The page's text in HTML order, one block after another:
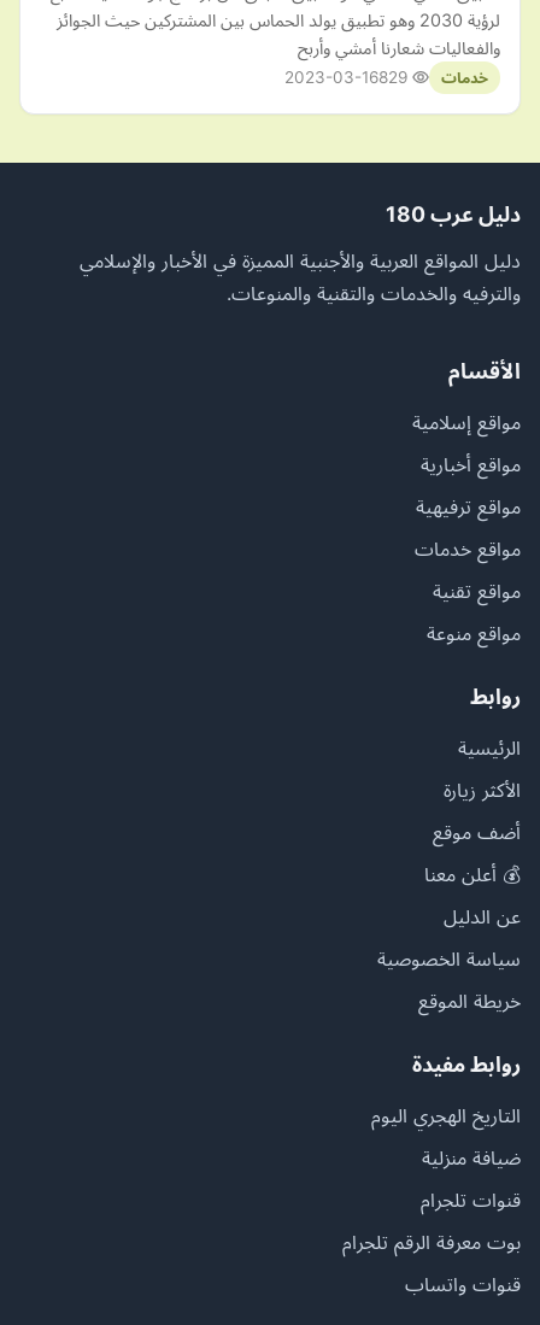
لرؤية 2030 وهو تطبيق يولد الحماس بين المشتركين حيث الجوائز
والفعاليات شعارنا أمشي وأربح
خدمات 2023-03-16
دليل عرب 180
دليل المواقع العربية والأجنبية المميزة في الأخبار والإسلامي
والترفيه والخدمات والتقنية والمنوعات.
الأقسام
مواقع إسلامية
مواقع أخبارية
مواقع ترفيهية
مواقع خدمات
مواقع تقنية
مواقع منوعة
روابط
الرئيسية
الأكثر زيارة
أضف موقع
💰 أعلن معنا
عن الدليل
سياسة الخصوصية
خريطة الموقع
روابط مفيدة
التاريخ الهجري اليوم
ضيافة منزلية
قنوات تلجرام
بوت معرفة الرقم تلجرام
قنوات واتساب